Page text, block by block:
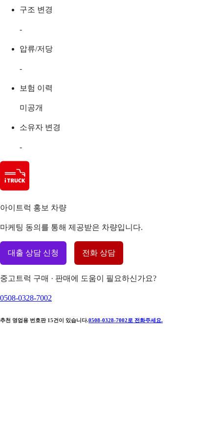
구조 변경
-
압류/저당
-
보험 이력
미공개
소유자 변경
-
아이트럭 홍보 차량
마케팅 동의를 통해 제공받은 차량입니다.
대출 상담 신청 전화 상담
중고트럭 구매 · 판매에 도움이 필요하신가요?
0508-0328-7002
추천 영업용 번호판 15건이 있습니다.0508-0328-7002 로 전화주세요.